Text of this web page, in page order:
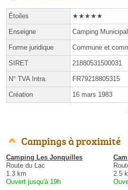
Étoiles ★★★★★
Enseigne Camping
Forme juridique Commune et
SIRET 21880531500031
N° TVA Intra. FR79218805315
Création 16 mars 1983
Campings à proximité
Camping Les Jonquilles
Route du Lac
1.3 km
Ouvert jusqu'à 19h
2.5